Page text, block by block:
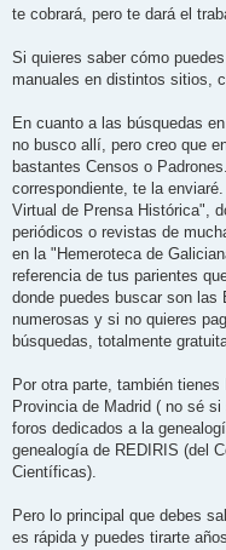
te cobrará, pero te dará el
Si quieres saber cómo
manuales en distintos sitios,
En cuanto a las búsquedas
no busco allí, pero creo que
bastantes Censos o
correspondiente, te la
Virtual de Prensa Histórica",
periódicos o revistas de
en la "Hemeroteca de
referencia de tus parientes
donde puedes buscar son
numerosas y si no quieres
búsquedas, totalmente
Por otra parte, también
Provincia de Madrid ( no sé
foros dedicados a la
genealogía de REDIRIS (del
Científicas).
Pero lo principal que debes
es rápida y puedes tirarte